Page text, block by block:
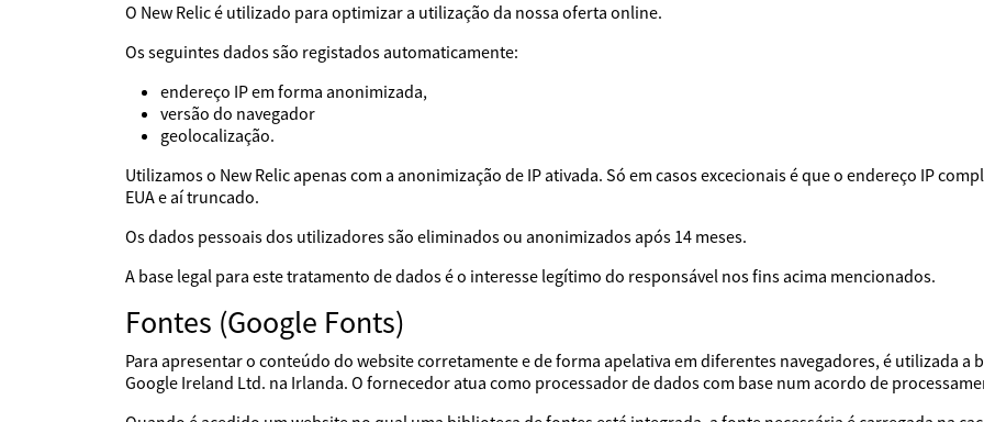
O New Relic é utilizado para optimizar a utilização da nossa oferta online.
Os seguintes dados são registados automaticamente:
endereço IP em forma anonimizada,
versão do navegador
geolocalização.
Utilizamos o New Relic apenas com a anonimização de IP ativada. Só em casos excecionais é que o endereço IP
EUA e aí truncado.
Os dados pessoais dos utilizadores são eliminados ou anonimizados após 14 meses.
A base legal para este tratamento de dados é o interesse legítimo do responsável nos fins acima mencionados.
Fontes (Google Fonts)
Para apresentar o conteúdo do website corretamente e de forma apelativa em diferentes navegadores, é utilizada a
Google Ireland Ltd. na Irlanda. O fornecedor atua como processador de dados com base num acordo de